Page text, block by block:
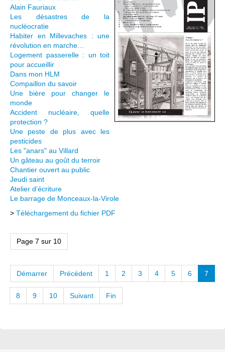
Alain Fauriaux
Les désastres de la
nucléocratie
Habiter en Millevaches : une
révolution en marche…
Logement passerelle : un toit
pour accueillir
Dans mon HLM
Compaillon du savoir
Une bière pour changer le
monde
Accident nucléaire, quelle
protection ?
Une peste de plus avec les
pesticides
Les "anars" au Villard
Un gâteau au goût du terroir
Chantier ouvert au public
Jeudi saint
Atelier d’écriture
Le barrage de Monceaux-la-Virole
> Téléchargement du fichier PDF
Page 7 sur 10
Démarrer Précédent 1 2 3 4 5 6 7
8 9 10 Suivant Fin